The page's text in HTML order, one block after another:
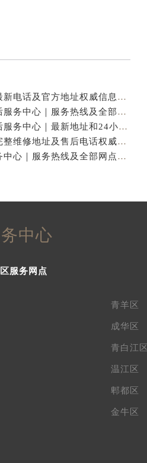
成都萧邦官方售后服务中心｜最新电话及官方地址权威信息公示（2026年7月最新）
亲身到店探访成都萧邦官方售后服务中心｜服务热线及全部网点地址（2026年7月最新）
亲身到店探访成都萧邦官方售后服务中心｜最新地址和24小时售后电话（2026年7月最新）
成都萧邦官方售后服务中心｜完整维修地址及售后电话权威信息公示（2026年7月最新）
亲身探访成都萧邦官方售后服务中心｜服务热线及全部网点地址（2026年7月最新）
中心
服务网点
青羊区
成华区
青白江区
温江区
郫都区
金牛区